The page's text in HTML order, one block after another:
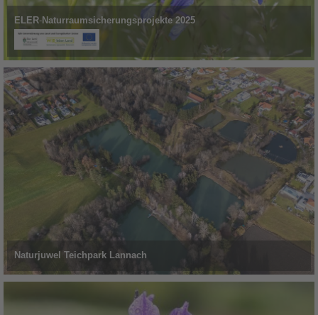
ELER-Naturraumsicherungsprojekte 2025
Naturjuwel Teichpark Lannach